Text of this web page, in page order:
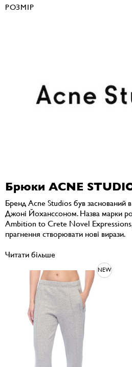
Брюки ACNE
Бренд Acne Studios був заснований
Джоні Йоханссоном. Назва марки
Ambition to Crete Novel
прагнення створювати нові вирази.
Читати більше
NEW
РОЗМІР